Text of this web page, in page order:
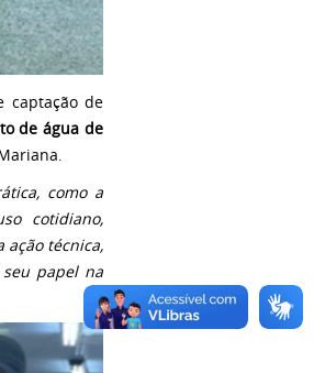
captação de
de água de
como a
cotidiano,
técnica,
papel na